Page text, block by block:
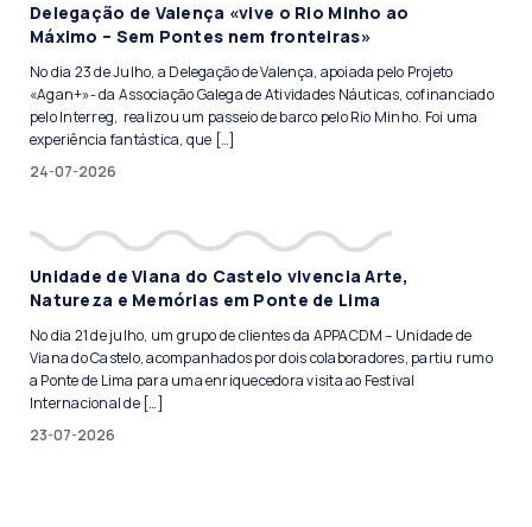
Delegação de Valença «vive o Rio Minho ao
Máximo – Sem Pontes nem fronteiras»
No dia 23 de Julho, a Delegação de Valença, apoiada pelo Projeto
«Agan+»- da Associação Galega de Atividades Náuticas, cofinanciado
pelo Interreg, realizou um passeio de barco pelo Rio Minho. Foi uma
experiência fantástica, que […]
24-07-2026
Unidade de Viana do Castelo vivencia Arte,
Natureza e Memórias em Ponte de Lima
No dia 21 de julho, um grupo de clientes da APPACDM – Unidade de
Viana do Castelo, acompanhados por dois colaboradores, partiu rumo
a Ponte de Lima para uma enriquecedora visita ao Festival
Internacional de […]
23-07-2026